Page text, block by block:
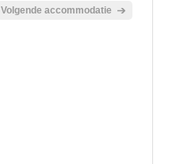
Volgende accommodatie